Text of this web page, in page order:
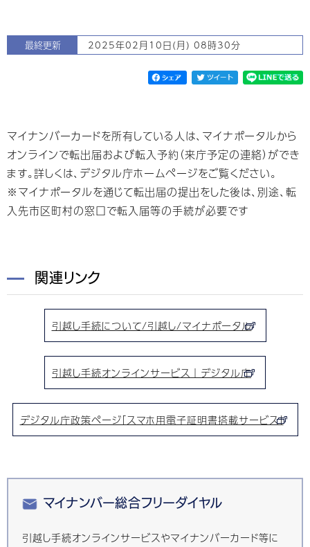
最終更新 2025年02月10日(月) 08時30分
マイナンバーカードを所有している人は、マイナポータルから
オンラインで転出届および転入予約（来庁予定の連絡）ができ
ます。詳しくは、デジタル庁ホームページをご覧ください。
※マイナポータルを通じて転出届の提出をした後は、別途、転
入先市区町村の窓口で転入届等の手続が必要です
関連リンク
引越し手続について/引越し/マイナポータル
引越し手続オンラインサービス｜デジタル庁
デジタル庁政策ページ「スマホ用電子証明書搭載サービス」
マイナンバー総合フリーダイヤル
引越し手続オンラインサービスやマイナンバーカード等に